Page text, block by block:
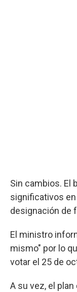
Sin cambios. El
significativos en
designación de
El ministro
mismo" por lo
votar el 25 de
A su vez, el